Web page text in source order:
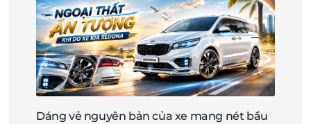
Dáng vẻ nguyên bản của xe mang nét bầu